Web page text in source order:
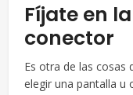
Fíjate en
conector
Es otra de las cosas
elegir una pantalla